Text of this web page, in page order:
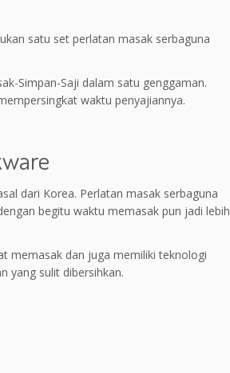
satu set perlatan masak serbaguna
Simpan-Saji dalam satu genggaman.
waktu penyajiannya.
dari Korea. Perlatan masak serbaguna
begitu waktu memasak pun jadi lebih
memasak dan juga memiliki teknologi
yang sulit dibersihkan.